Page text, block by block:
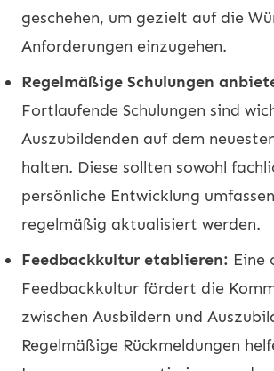
geschehen, um gezielt auf die
Anforderungen einzugehen.
Regelmäßige Schulungen
Fortlaufende Schulungen sind
Auszubildenden auf dem
halten. Diese sollten sowohl
persönliche Entwicklung
regelmäßig aktualisiert werden.
Feedbackkultur etablieren: Eine
Feedbackkultur fördert die
zwischen Ausbildern und
Regelmäßige Rückmeldungen